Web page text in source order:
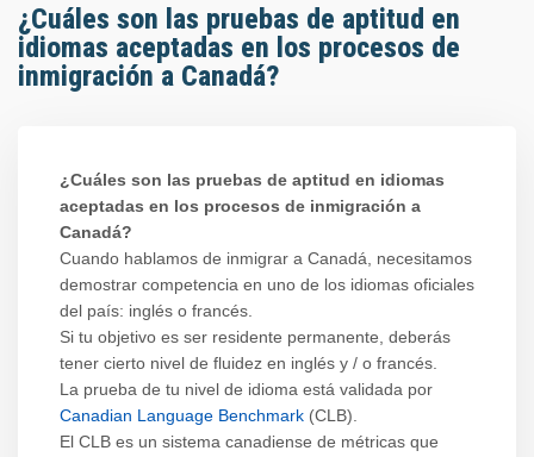
¿Cuáles son las pruebas de aptitud en
idiomas aceptadas en los procesos de
inmigración a Canadá?
¿Cuáles son las pruebas de aptitud en idiomas
aceptadas en los procesos de inmigración a
Canadá?
Cuando hablamos de inmigrar a Canadá, necesitamos
demostrar competencia en uno de los idiomas oficiales
del país: inglés o francés.
Si tu objetivo es ser residente permanente, deberás
tener cierto nivel de fluidez en inglés y / o francés.
La prueba de tu nivel de idioma está validada por
Canadian Language Benchmark (CLB).
El CLB es un sistema canadiense de métricas que